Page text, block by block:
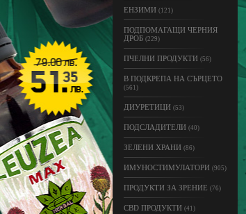
ЕНЗИМИ (121)
ПОДПОМАГАЩИ ЧЕРНИЯ
ДРОБ (229)
ПЧЕЛНИ ПРОДУКТИ (56)
В ПОДКРЕПА НА СЪРЦЕТО
(561)
ДИУРЕТИЦИ (53)
ПОДСЛАДИТЕЛИ (40)
ЗЕЛЕНИ ХРАНИ (86)
ИМУНОСТИМУЛАТОРИ (905)
ПРОДУКТИ ЗА ЗРЕНИЕ (76)
CBD ПРОДУКТИ (41)